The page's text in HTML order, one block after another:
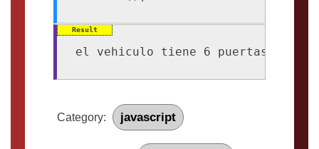
Category: javascript